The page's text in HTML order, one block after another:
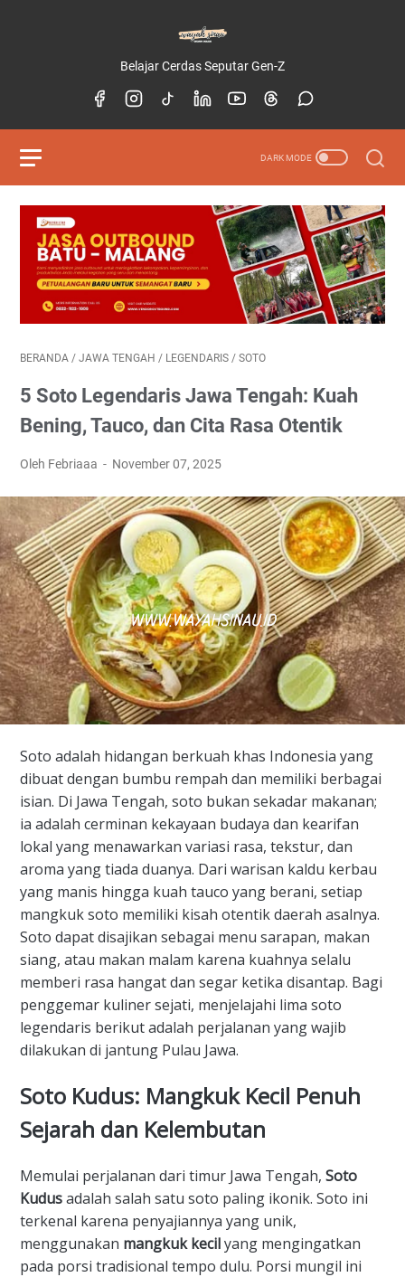
Belajar Cerdas Seputar Gen-Z
BERANDA / JAWA TENGAH / LEGENDARIS / SOTO
5 Soto Legendaris Jawa Tengah: Kuah
Bening, Tauco, dan Cita Rasa Otentik
Oleh Febriaaa November 07, 2025
​Soto adalah hidangan berkuah khas Indonesia yang
dibuat dengan bumbu rempah dan memiliki berbagai
isian. Di Jawa Tengah, soto bukan sekadar makanan;
ia adalah cerminan kekayaan budaya dan kearifan
lokal yang menawarkan variasi rasa, tekstur, dan
aroma yang tiada duanya. Dari warisan kaldu kerbau
yang manis hingga kuah tauco yang berani, setiap
mangkuk soto memiliki kisah otentik daerah asalnya.
Soto dapat disajikan sebagai menu sarapan, makan
siang, atau makan malam karena kuahnya selalu
memberi rasa hangat dan segar ketika disantap. Bagi
penggemar kuliner sejati, menjelajahi lima soto
legendaris berikut adalah perjalanan yang wajib
dilakukan di jantung Pulau Jawa.
​Soto Kudus: Mangkuk Kecil Penuh
Sejarah dan Kelembutan
​Memulai perjalanan dari timur Jawa Tengah, Soto
Kudusadalah salah satu soto paling ikonik. Soto ini
terkenal karena penyajiannya yang unik,
menggunakan mangkuk kecilyang mengingatkan
pada porsi tradisional tempo dulu. Porsi mungil ini